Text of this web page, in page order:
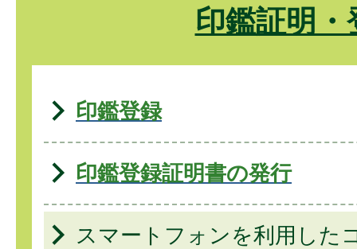
印鑑証明・
印鑑登録
印鑑登録証明書の発行
スマートフォンを利用した